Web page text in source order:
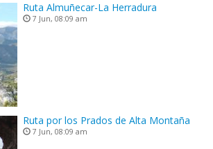
Ruta Almuñecar-La Herradura
7 Jun, 08:09 am
Ruta por los Prados de Alta Montaña
7 Jun, 08:09 am